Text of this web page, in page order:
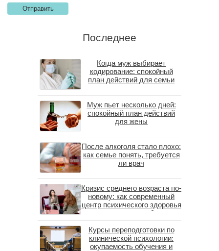
Последнее
Когда муж выбирает
кодирование: спокойный
план действий для семьи
Муж пьет несколько дней:
спокойный план действий
для жены
После алкоголя стало плохо:
как семье понять, требуется
ли врач
Кризис среднего возраста по-
новому: как современный
центр психического здоровья
помогает пересобрать
личность без таблеток
(методы ДПДГ и КПТ)
Курсы переподготовки по
клинической психологии:
окупаемость обучения и